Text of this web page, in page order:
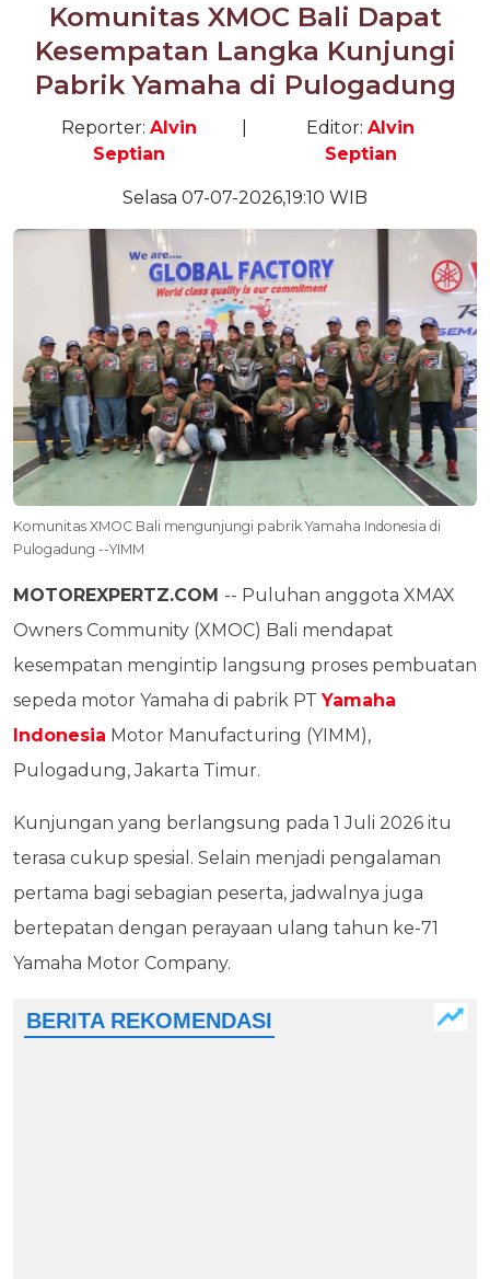
Komunitas XMOC Bali Dapat
Kesempatan Langka Kunjungi
Pabrik Yamaha di Pulogadung
Reporter: Alvin
Septian
Editor:Alvin
Septian
Selasa 07-07-2026,19:10 WIB
Komunitas XMOC Bali mengunjungi pabrik Yamaha Indonesia di
Pulogadung --YIMM
MOTOREXPERTZ.COM -- Puluhan anggota XMAX
Owners Community (XMOC) Bali mendapat
kesempatan mengintip langsung proses pembuatan
sepeda motor Yamaha di pabrik PTYamaha
Indonesia Motor Manufacturing (YIMM),
Pulogadung, Jakarta Timur.
Kunjungan yang berlangsung pada 1 Juli 2026 itu
terasa cukup spesial. Selain menjadi pengalaman
pertama bagi sebagian peserta, jadwalnya juga
bertepatan dengan perayaan ulang tahun ke-71
Yamaha Motor Company.